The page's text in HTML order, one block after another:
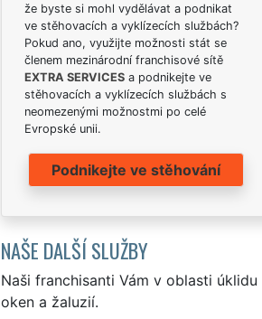
že byste si mohl vydělávat a podnikat
ve stěhovacích a vyklízecích službách?
Pokud ano, využijte možnosti stát se
členem mezinárodní franchisové sítě
EXTRA SERVICESa podnikejte ve
stěhovacích a vyklízecích službách s
neomezenými možnostmi po celé
Evropské unii.
Podnikejte ve stěhování
NAŠE DALŠÍ SLUŽBY
Naši franchisanti Vám v oblasti
oken a žaluzií.